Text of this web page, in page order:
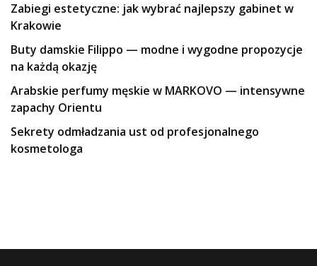
Zabiegi estetyczne: jak wybrać najlepszy gabinet w
Krakowie
Buty damskie Filippo — modne i wygodne propozycje
na każdą okazję
Arabskie perfumy męskie w MARKOVO — intensywne
zapachy Orientu
Sekrety odmładzania ust od profesjonalnego
kosmetologa